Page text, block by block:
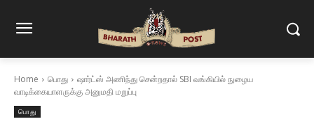
Home பொது
ஷார்ட்ஸ் அணிந்து சென்றதால் SBI வங்கியில் நுழைய
வாடிக்கையாளருக்கு அனுமதி மறுப்பு
பொது